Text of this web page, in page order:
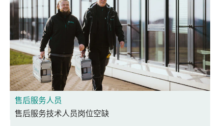
售后服务人员
售后服务技术人员岗位空缺